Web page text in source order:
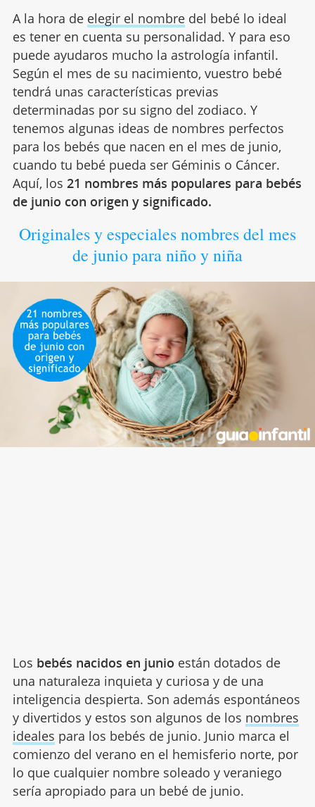
A la hora de elegir el nombredel bebé lo ideal
es tener en cuenta su personalidad. Y para eso
puede ayudaros mucho la astrología infantil.
Según el mes de su nacimiento, vuestro bebé
tendrá unas características previas
determinadas por su signo del zodiaco. Y
tenemos algunas ideas de nombres perfectos
para los bebés que nacen en el mes de junio,
cuando tu bebé pueda ser Géminis o Cáncer.
Aquí, los 21 nombres más populares para bebés
de junio con origen y significado.
Originales y especiales nombres del mes
de junio para niño y niña
Los bebés nacidos en junio están dotados de
una naturaleza inquieta y curiosa y de una
inteligencia despierta. Son además espontáneos
y divertidos y estos son algunos de los nombres
ideales para los bebés de junio. Junio ​​marca el
comienzo del verano en el hemisferio norte, por
lo que cualquier nombre soleado y veraniego
sería apropiado para un bebé de junio.